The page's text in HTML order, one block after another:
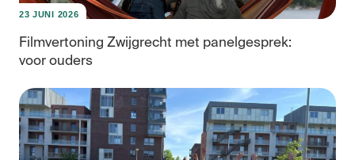
23 JUNI 2026
Filmvertoning Zwijgrecht met panelgesprek:
voor ouders